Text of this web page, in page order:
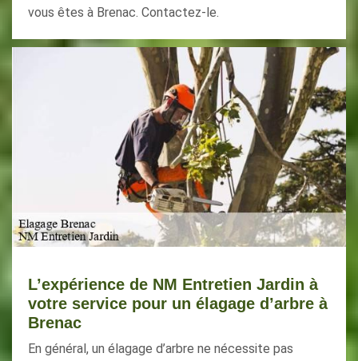
vous êtes à Brenac. Contactez-le.
L’expérience de NM Entretien Jardin à
votre service pour un élagage d’arbre à
Brenac
En général, un élagage d’arbre ne nécessite pas